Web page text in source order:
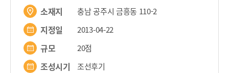
소재지 충남 공주시 금흥동 110-2
지정일 2013-04-22
규모 20점
조성시기 조선후기